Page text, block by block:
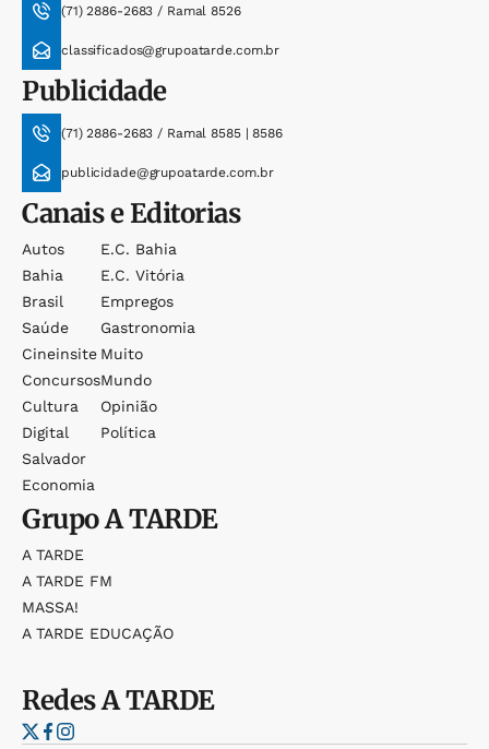
(71) 2886-2683 / Ramal 8526
classificados@grupoatarde.com.br
Publicidade
(71) 2886-2683 / Ramal 8585 | 8586
publicidade@grupoatarde.com.br
Canais e Editorias
Autos
Bahia
Brasil
Saúde
Cineinsite
Concursos
Cultura
Digital
Salvador
Economia
E.c. Bahia
E.c. Vitória
Empregos
Gastronomia
Muito
Mundo
Opinião
Política
GrupoA TARDE
A TARDE
A TARDE FM
MASSA!
A TARDE EDUCAÇÃO
RedesA TARDE